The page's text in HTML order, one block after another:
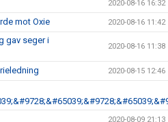
2020-08-16 16:32
mot Oxie 2020-08-16 11:42
gav seger i
2020-08-16 11:38
2020-08-15 12:46
2020-08-09 21:13